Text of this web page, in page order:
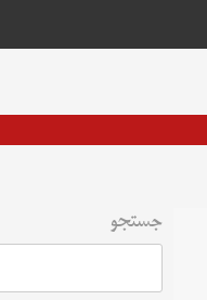
جستجو